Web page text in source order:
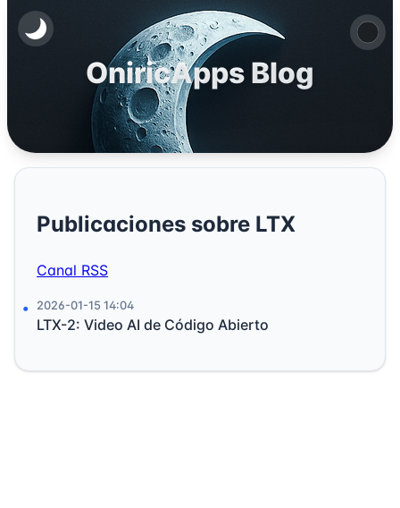
OniricApps Blog
Publicaciones sobre LTX
Canal RSS
2026-01-15 14:04
LTX-2: Video AI de Código Abierto